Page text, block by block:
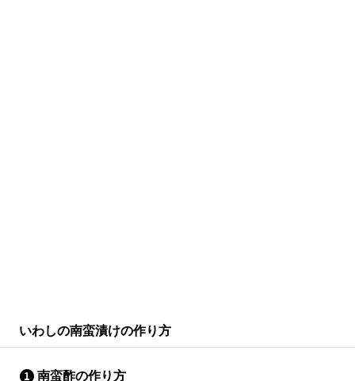
いわしの南蛮漬けの作り方
南蛮酢の作り方